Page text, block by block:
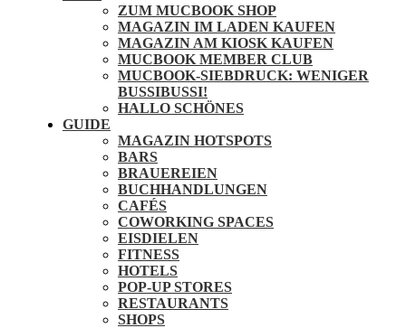
ZUM MUCBOOK SHOP
MAGAZIN IM LADEN KAUFEN
MAGAZIN AM KIOSK KAUFEN
MUCBOOK MEMBER CLUB
MUCBOOK-SIEBDRUCK: WENIGER
BUSSIBUSSI!
HALLO SCHÖNES
GUIDE
MAGAZIN HOTSPOTS
BARS
BRAUEREIEN
BUCHHANDLUNGEN
CAFÉS
COWORKING SPACES
EISDIELEN
FITNESS
HOTELS
POP-UP STORES
RESTAURANTS
SHOPS